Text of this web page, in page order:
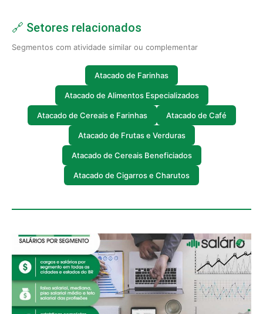
🔗 Setores relacionados
Segmentos com atividade similar ou complementar
Atacado de Farinhas
Atacado de Alimentos Especializados
Atacado de Cereais e Farinhas Atacado de Café
Atacado de Frutas e Verduras
Atacado de Cereais Beneficiados
Atacado de Cigarros e Charutos